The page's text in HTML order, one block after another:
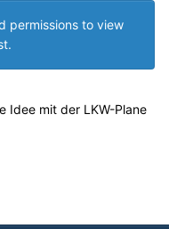
permissions to view
Idee mit der LKW-Plane